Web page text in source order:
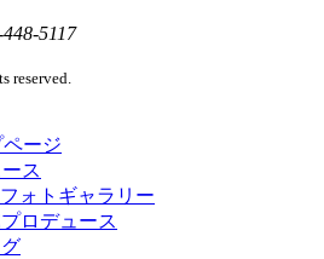
5117
reserved.
ページ
ス
フォトギャラリー
プロデュース